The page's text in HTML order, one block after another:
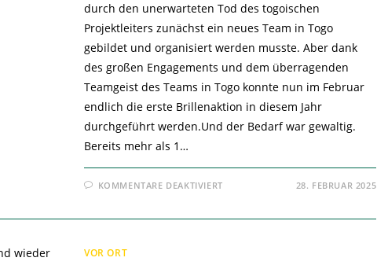
durch den unerwarteten Tod des togoischen
Projektleiters zunächst ein neues Team in Togo
gebildet und organisiert werden musste. Aber dank
des großen Engagements und dem überragenden
Teamgeist des Teams in Togo konnte nun im Februar
endlich die erste Brillenaktion in diesem Jahr
durchgeführt werden.Und der Bedarf war gewaltig.
Bereits mehr als 1…
KOMMENTARE DEAKTIVIERTFÜR
C’EST
28. FEBRUAR 2025
VOR ORT